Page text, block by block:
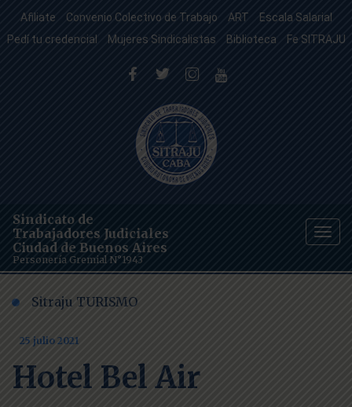
Afiliate Convenio Colectivo de Trabajo ART
Escala Salarial
Pedí tu credencial
Mujeres Sindicalistas Biblioteca Fe SITRAJU
Sindicato de
Trabajadores Judiciales
Ciudad de Buenos Aires
Personería Gremial N°1943
Sitraju TURISMO
25 julio 2021
Hotel Bel Air